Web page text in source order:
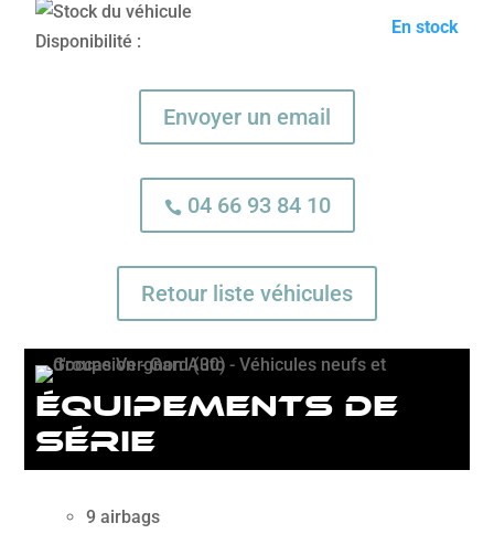
Disponibilité :
En stock
Envoyer un email
04 66 93 84 10
Retour liste véhicules
équipements de
série
9 airbags